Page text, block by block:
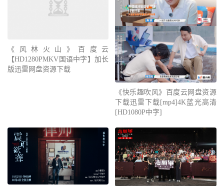
《风林火山》百度云
【HD1280PMKV国语中字】加长
版迅雷网盘资源下载
《快乐趣吹风》百度云网盘资源
下载迅雷下载[mp4]4K蓝光高清
[HD1080P中字]